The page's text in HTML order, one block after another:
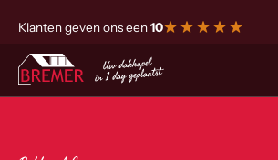
Klanten geven ons een10